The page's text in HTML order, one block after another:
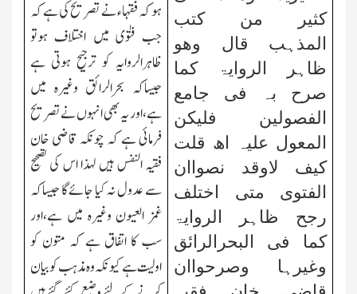
کثیر من کتب
المذہب قال وھو
ظاہر الروایۃ کما
صرح بہ فی جامع
الفصولین فلیکن
المعول علیہ اھ قلت
کیف لاوقد نصواان
الفتوی متی اختلف
رجح ظاہر الروایۃ
کما فی البحرالرائق
وغیرہا وصرحواان
ہو کہ فقہاء نے تصریح کی ہے کہ
جب فتوٰی میں اختلاف ہوتو
ظاہرالروایہ کو ترجیح ہوتی ہے
جیساکہ بحرالرائق وغیرہ میں
ہے،اور یہ بھی انہوں نے تصریح
فرمائی ہے کہ چونکہ قاضی خان
فقیہ النفس ہیں لہذا اس کی تصحیح
سے عدول نہ کیا جائےگا جیساکہ
غمز العیون وغیرہ میں ہے،اور
سب کا اتفاق ہے کہ متون کو
اولیت ہے کیونکہ وہ مذہب کو بیان